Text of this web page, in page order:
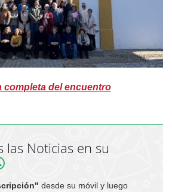
completa del encuentro
las Noticias en su
desde su móvil y luego